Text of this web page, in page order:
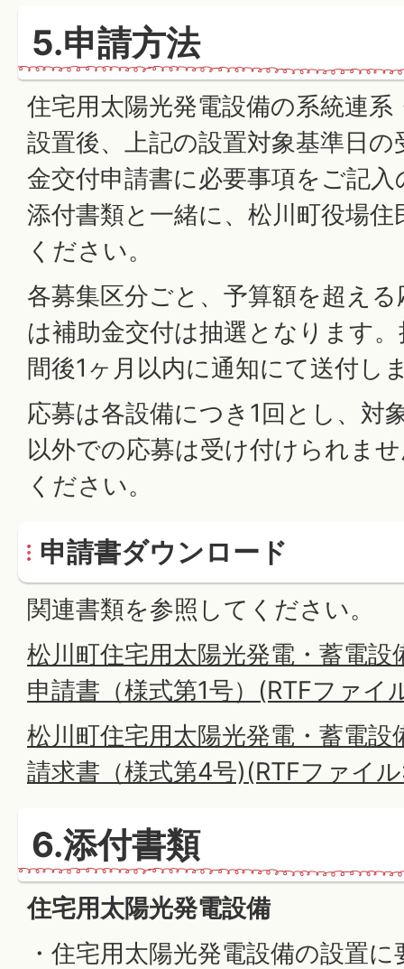
5.申請方法
住宅用太陽光発電設備の系統連系
設置後、上記の設置対象基準日
金交付申請書に必要事項をご記
添付書類と一緒に、松川町役場
ください。
各募集区分ごと、予算額を超え
は補助金交付は抽選となります
間後1ヶ月以内に通知にて送付し
応募は各設備につき1回とし、対
以外での応募は受け付けられま
ください。
申請書ダウンロード
関連書類を参照してください。
松川町住宅用太陽光発電・蓄電設
申請書（様式第1号）(RTFファイ
松川町住宅用太陽光発電・蓄電設
請求書（様式第4号)(RTFファイ
6.添付書類
住宅用太陽光発電設備
・住宅用太陽光発電設備の設置